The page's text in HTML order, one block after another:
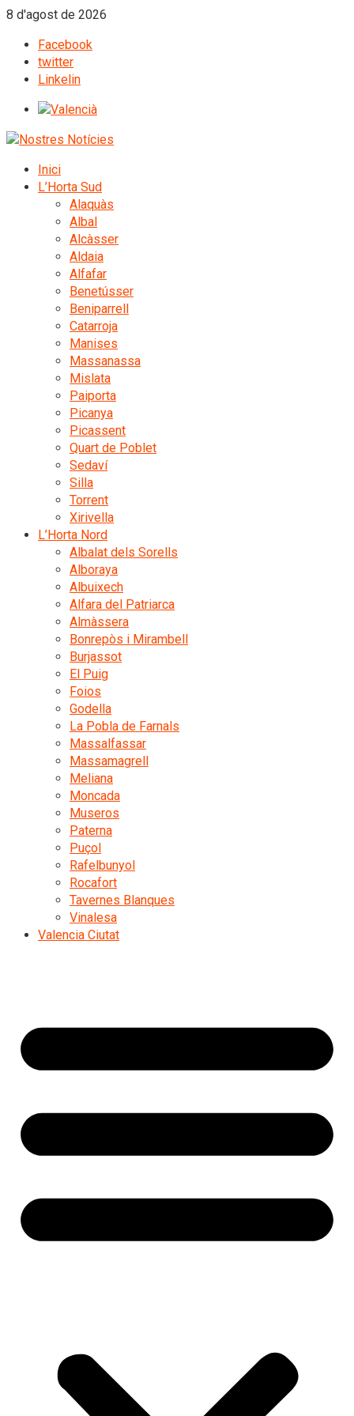
8 d'agost de 2026
Facebook
twitter
Linkelin
Inici
L’Horta Sud
Alaquàs
Albal
Alcàsser
Aldaia
Alfafar
Benetússer
Beniparrell
Catarroja
Manises
Massanassa
Mislata
Paiporta
Picanya
Picassent
Quart de Poblet
Sedaví
Silla
Torrent
Xirivella
L’Horta Nord
Albalat dels Sorells
Alboraya
Albuixech
Alfara del Patriarca
Almàssera
Bonrepòs i Mirambell
Burjassot
El Puig
Foios
Godella
La Pobla de Farnals
Massalfassar
Massamagrell
Meliana
Moncada
Museros
Paterna
Puçol
Rafelbunyol
Rocafort
Tavernes Blanques
Vinalesa
Valencia Ciutat